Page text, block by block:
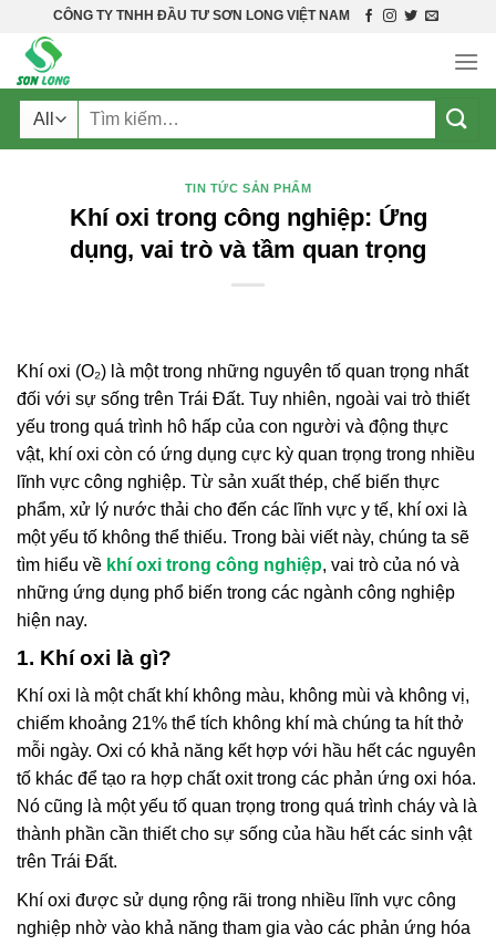
content
CÔNG TY TNHH ĐẦU TƯ SƠN LONG VIỆT NAM
Tìm
kiếm:
TIN TỨC SẢN PHẨM
Khí oxi trong công nghiệp: Ứng
dụng, vai trò và tầm quan trọng
Khí oxi (O₂) là một trong những nguyên tố quan trọng nhất
đối với sự sống trên Trái Đất. Tuy nhiên, ngoài vai trò thiết
yếu trong quá trình hô hấp của con người và động thực
vật, khí oxi còn có ứng dụng cực kỳ quan trọng trong nhiều
lĩnh vực công nghiệp. Từ sản xuất thép, chế biến thực
phẩm, xử lý nước thải cho đến các lĩnh vực y tế, khí oxi là
một yếu tố không thể thiếu. Trong bài viết này, chúng ta sẽ
tìm hiểu về khí oxi trong công nghiệp, vai trò của nó và
những ứng dụng phổ biến trong các ngành công nghiệp
hiện nay.
1. Khí oxi là gì?
Khí oxi là một chất khí không màu, không mùi và không vị,
chiếm khoảng 21% thể tích không khí mà chúng ta hít thở
mỗi ngày. Oxi có khả năng kết hợp với hầu hết các nguyên
tố khác để tạo ra hợp chất oxit trong các phản ứng oxi hóa.
Nó cũng là một yếu tố quan trọng trong quá trình cháy và là
thành phần cần thiết cho sự sống của hầu hết các sinh vật
trên Trái Đất.
Khí oxi được sử dụng rộng rãi trong nhiều lĩnh vực công
nghiệp nhờ vào khả năng tham gia vào các phản ứng hóa